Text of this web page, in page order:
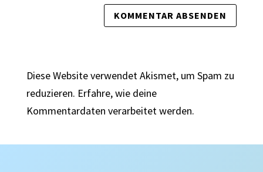
Diese Website verwendet Akismet, um Spam zu
reduzieren. Erfahre, wie deine
Kommentardaten verarbeitet werden.